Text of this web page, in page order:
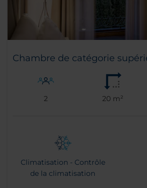
Chambre de catégorie
2 20 m²
Climatisation - Contrôle
de la climatisation